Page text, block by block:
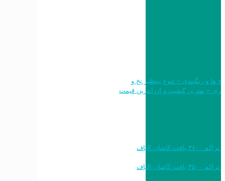
طرح ها و رنگبندی – تنوع بینظیر نخ و
خرید به قیمت فرش ماشینی ۱۲۰۰ شانه تراکم ۳۶۰۰ بافت کاشان الیاف
خرید به قیمت فرش ماشینی ۱۵۰۰ شانه تراکم ۴۵۰۰ بافت کاشان الیاف